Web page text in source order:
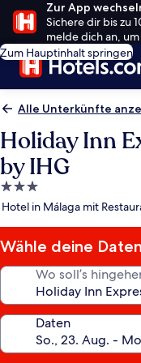
Zur App
Sichere dir bis zu
melde dich an,
Zum Hauptinhalt springen
Alle Unterkünfte
Holiday Inn
by IHG
3.0-
Sterne-
Hotel in Málaga mit
Wähle deine
Wo soll’s
Daten